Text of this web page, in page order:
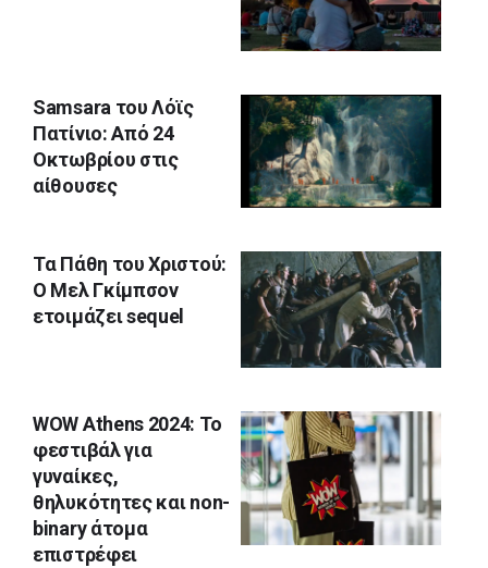
Samsara του Λόϊς
Πατίνιο: Από 24
Οκτωβρίου στις
αίθουσες
Τα Πάθη του Χριστού:
Ο Μελ Γκίμπσον
ετοιμάζει sequel
WOW Athens 2024: Το
φεστιβάλ για
γυναίκες,
θηλυκότητες και non-
binary άτομα
επιστρέφει